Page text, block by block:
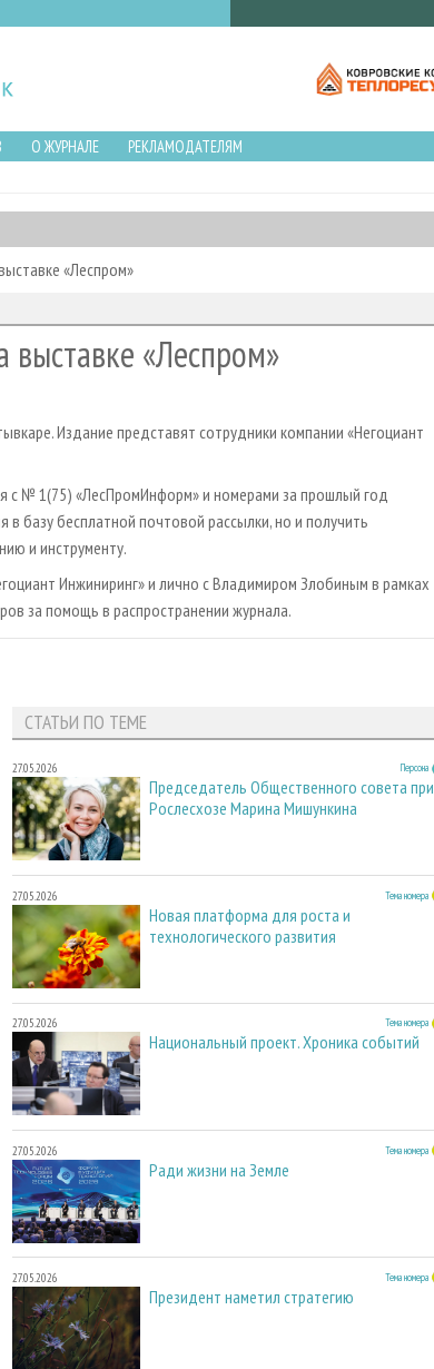
О ЖУРНАЛЕ
РЕКЛАМОДАТЕЛЯМ
«Леспром»
«Леспром»
Издание представят сотрудники компании «Негоциант
с № 1(75) «ЛесПромИнформ» и номерами за прошлый год
базу бесплатной почтовой рассылки, но и получить
и инструменту.
Инжиниринг» и лично с Владимиром Злобиным в рамках
за помощь в распространении журнала.
СТАТЬИ ПО ТЕМЕ
27.05.2026 Персона
Председатель Общественного совета при
Рослесхозе Марина Мишункина
27.05.2026 Тема номера
Новая платформа для роста и
технологического развития
27.05.2026 Тема номера
Национальный проект. Хроника событий
27.05.2026 Тема номера
Ради жизни на Земле
27.05.2026 Тема номера
Президент наметил стратегию